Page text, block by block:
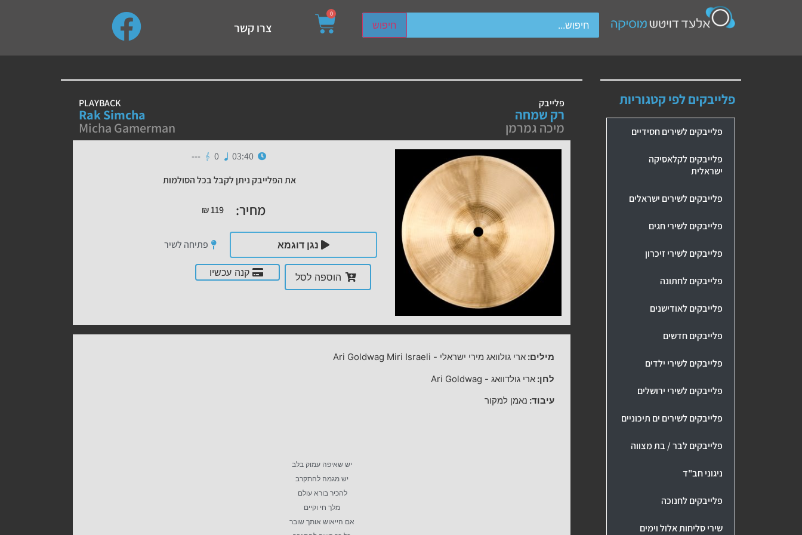
חיפוש
up and down arrows to review and enter to go to the desired page. Touch device users, explore by touch or with swipe gestures.
0
צרו קשר
פלייבקים לפי קטגוריות
פלייבקים לשירים חסידיים
פלייבקים לקלאסיקה
ישראלית
פלייבקים לשירים ישראלים
פלייבקים לשירי חגים
פלייבקים לשירי זיכרון
פלייבקים לחתונה
פלייבקים לאודישנים
פלייבקים חדשים
פלייבקים לשירי ילדים
פלייבקים לשירי ירושלים
פלייבקים לשירים ים תיכוניים
פלייבקים לבר / בת מצווה
ניגוני חב"ד
פלייבקים לחנוכה
שירי סליחות אלול וימים
פלייבק
רק שמחה
מיכה גמרמן
PLAYBACK
Rak Simcha
Micha Gamerman
03:40
0
---
את הפלייבק ניתן לקבל בכל הסולמות
מחיר: ₪119
נגן דוגמא פתיחה לשיר
הוספה לסל קנה עכשיו
מילים: ארי גולוואג מירי ישראלי -
Ari Goldwag Miri Israeli
לחן: ארי גולדוואג-
Ari Goldwag
עיבוד: נאמן למקור
יש שאיפה עמוק בלב
יש מגמה להתקרב
להכיר בורא עולם
מלך חי וקיים
אם הייאוש אותך שובר